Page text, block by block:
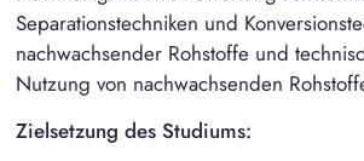
Separationstechniken und
nachwachsender Rohstoffe und
Nutzung von nachwachsenden
Zielsetzung des Studiums: